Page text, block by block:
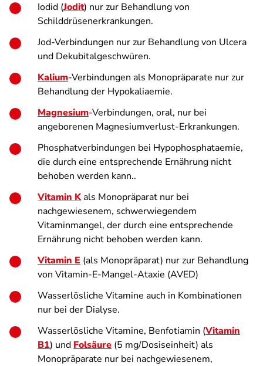
Iodid (Jodit) nur zur Behandlung von
Schilddrüsenerkrankungen.
Jod-Verbindungen nur zur Behandlung von Ulcera
und Dekubitalgeschwüren.
Kalium-Verbindungen als Monopräparate nur zur
Behandlung der Hypokaliaemie.
Magnesium-Verbindungen, oral, nur bei
angeborenen Magnesiumverlust-Erkrankungen.
Phosphatverbindungen bei Hypophosphataemie,
die durch eine entsprechende Ernährung nicht
behoben werden kann..
Vitamin Kals Monopräparat nur bei
nachgewiesenem, schwerwiegendem
Vitaminmangel, der durch eine entsprechende
Ernährung nicht behoben werden kann.
Vitamin E (als Monopräparat) nur zur Behandlung
von Vitamin-E-Mangel-Ataxie (AVED)
Wasserlösliche Vitamine auch in Kombinationen
nur bei der Dialyse.
Wasserlösliche Vitamine, Benfotiamin (Vitamin
B1) und Folsäure (5 mg/Dosiseinheit) als
Monopräparate nur bei nachgewiesenem,